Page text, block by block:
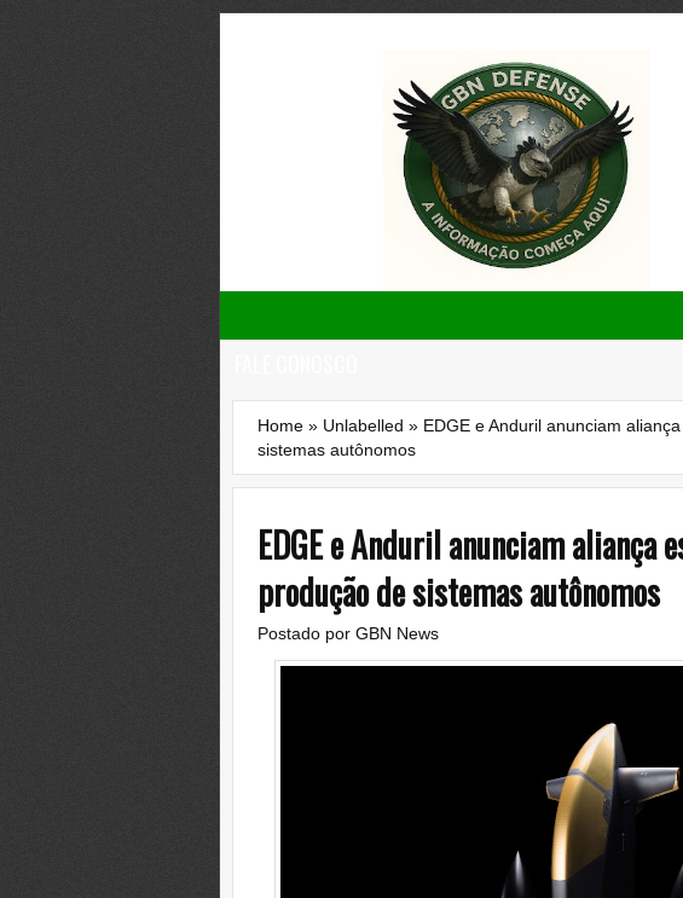
Home » Unlabelled » EDGE e Anduril anunciam
sistemas autônomos
EDGE e Anduril anunciam aliança
produção de sistemas autônomos
Postado por GBN News